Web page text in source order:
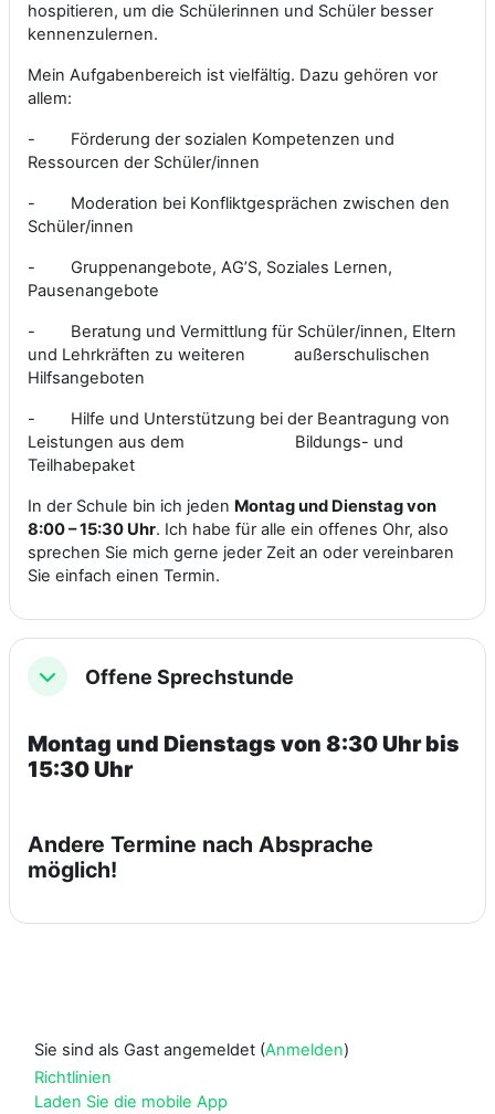
hospitieren, um die Schülerinnen und Schüler besser
kennenzulernen.
Mein Aufgabenbereich ist vielfältig. Dazu gehören vor
allem:
- Förderung der sozialen Kompetenzen und
Ressourcen der Schüler/innen
- Moderation bei Konfliktgesprächen zwischen den
Schüler/innen
- Gruppenangebote, AG’S, Soziales Lernen,
Pausenangebote
- Beratung und Vermittlung für Schüler/innen, Eltern
und Lehrkräften zu weiteren außerschulischen
Hilfsangeboten
- Hilfe und Unterstützung bei der Beantragung von
Leistungen aus dem Bildungs- und
Teilhabepaket
In der Schule bin ich jeden Montag und Dienstag von
8:00 – 15:30 Uhr. Ich habe für alle ein offenes Ohr, also
sprechen Sie mich gerne jeder Zeit an oder vereinbaren
Sie einfach einen Termin.
EinklappenOffene Sprechstunde
Montag und Dienstags von 8:30 Uhr bis
15:30 Uhr
Andere Termine nach Absprache
möglich!
Sie sind als Gast angemeldet (Anmelden)
Richtlinien
Laden Sie die mobile App